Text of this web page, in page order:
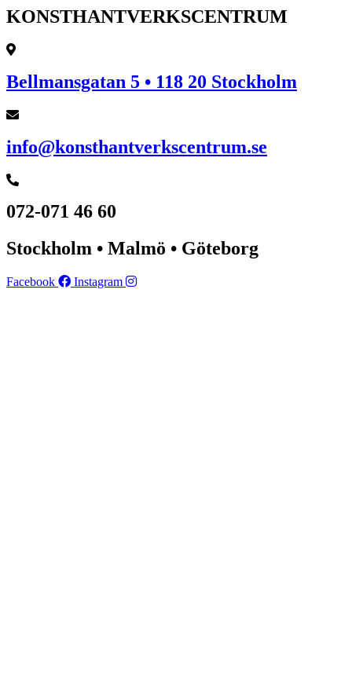
KONSTHANTVERKSCENTRUM
Bellmansgatan 5 • 118 20 Stockholm
info@konsthantverkscentrum.se
072-071 46 60
Stockholm • Malmö • Göteborg
Facebook Instagram